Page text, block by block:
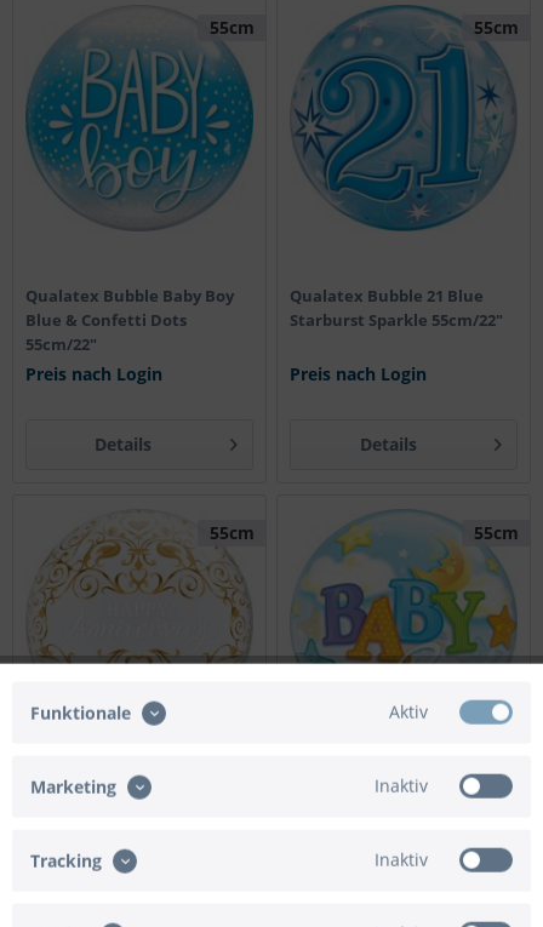
55cm
Qualatex Bubble Baby Boy
Blue & Confetti Dots
55cm/22"
Preis nach Login
Details
55cm
Qualatex Bubble 21 Blue
Starburst Sparkle 55cm/22"
Preis nach Login
Details
55cm
Qualatex Bubble
Preis nach Login
55cm
Qualatex Bubble Baby Boy
Funktionale Aktiv
Marketing Inaktiv
Tracking Inaktiv